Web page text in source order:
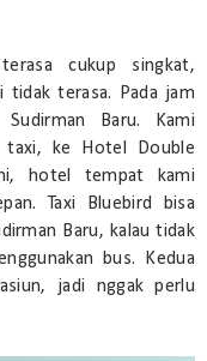
cukup singkat,
tidak terasa. Pada jam
Baru. Kami
taxi, ke Hotel Double
hotel tempat kami
Taxi Bluebird bisa
Baru, kalau tidak
bus. Kedua
jadi nggak perlu